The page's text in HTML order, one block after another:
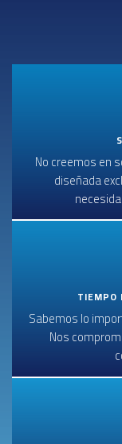
No creemos en
diseñada
TIEMPO
Sabemos lo
Nos